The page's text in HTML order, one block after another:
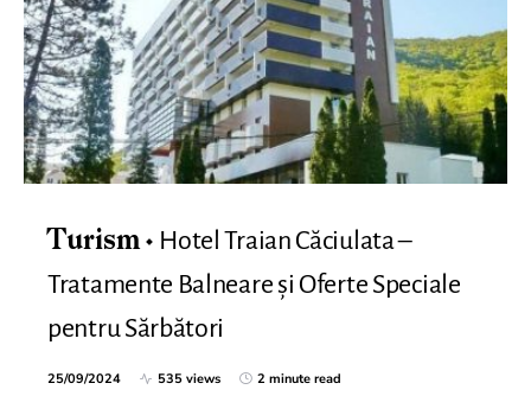
Turism
Hotel Traian Căciulata –
Tratamente Balneare și Oferte Speciale
pentru Sărbători
25/09/2024 535 views 2 minute read